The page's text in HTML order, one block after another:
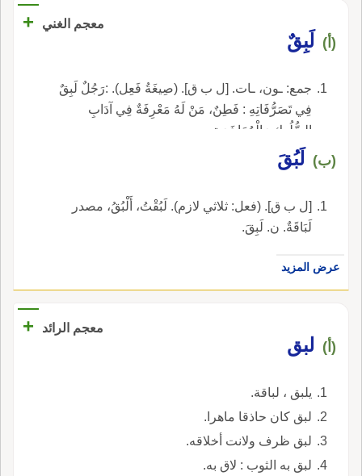
معجم الغني +
(أ) لَبِقٌ
جمع: ـون، ـات. [ل ب ق]. (صِيغَةُ فَعِل). :رَجُلٌ لَبِقٌ
فِي تَصَرُّفَاتِهِ : فَطِنٌ، مَنْ لَهُ مَعْرِفَةٌ فِي آدَابِ
السُّلُوكِ وَالْمُعَاشَرَةِ.
(ب) لَبُقَ
[ل ب ق]. (فعل: ثلاثي لازم). لَبُقْتُ، أَلْبُقُ، مصدر
لَبَاقَةٌ. ن. لَبِقَ.
عرض المزيد
معجم الرائد +
(أ) لبق
يلبق ، لباقة.
لبق كان حاذقا ماهرا.
لبق ظرف ولانت أخلاقه.
لبق به الثوب : لاق به.